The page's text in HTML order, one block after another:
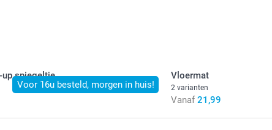
Voor 16u besteld, morgen in huis!
up spiegeltje
Vloermat
2 varianten
Vanaf 21,99